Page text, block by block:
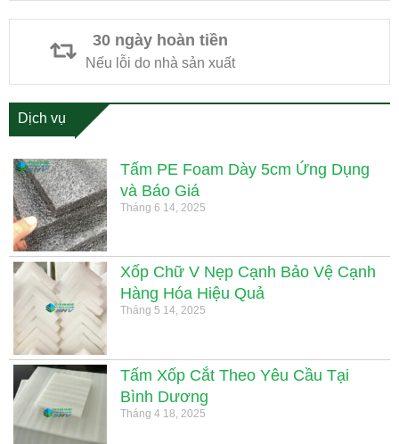
30 ngày hoàn tiền
Nếu lỗi do nhà sản xuất
Dịch vụ
Tấm PE Foam Dày 5cm Ứng Dụng
và Báo Giá
Tháng 6 14, 2025
Xốp Chữ V Nẹp Cạnh Bảo Vệ Cạnh
Hàng Hóa Hiệu Quả
Tháng 5 14, 2025
Tấm Xốp Cắt Theo Yêu Cầu Tại
Bình Dương
Tháng 4 18, 2025